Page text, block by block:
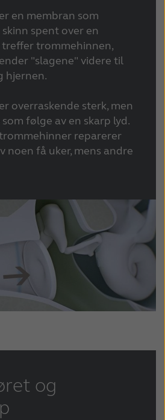
en membran som
spent over en
trommehinnen,
"slagene" videre til
hjernen.
overraskende sterk, men
følge av en skarp lyd.
reparerer
noen få uker, mens andre
og